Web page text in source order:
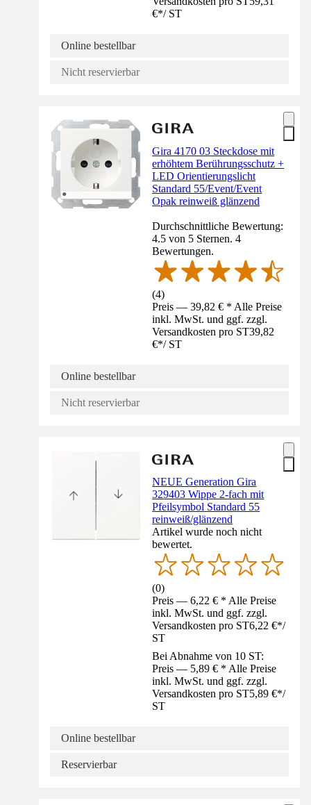
€*/ ST
Online bestellbar
Nicht reservierbar
Gira 4170 03 Steckdose mit
erhöhtem Berührungsschutz +
LED Orientierungslicht
Standard 55/Event/Event
Opak reinweiß glänzend
Durchschnittliche Bewertung:
4.5 von 5 Sternen. 4
Bewertungen.
(4)
Preis — 39,82 € * Alle Preise
inkl. MwSt. und ggf. zzgl.
Versandkosten pro ST39,82
€*/ ST
Online bestellbar
Nicht reservierbar
NEUE Generation Gira
329403 Wippe 2-fach mit
Pfeilsymbol Standard 55
reinweiß/glänzend
Artikel wurde noch nicht
bewertet.
(0)
Preis — 6,22 € * Alle Preise
inkl. MwSt. und ggf. zzgl.
Versandkosten pro ST6,22 €*/
ST
Bei Abnahme von 10 ST:
Preis — 5,89 € * Alle Preise
inkl. MwSt. und ggf. zzgl.
Versandkosten pro ST5,89 €*/
ST
Online bestellbar
Reservierbar